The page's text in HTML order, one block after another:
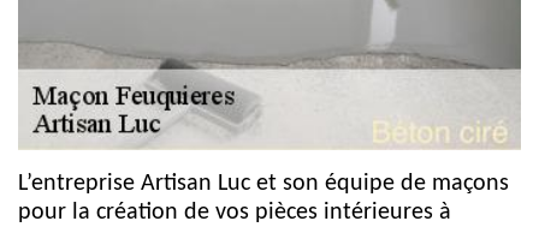
L’entreprise Artisan Luc et son équipe de maçons
pour la création de vos pièces intérieures à